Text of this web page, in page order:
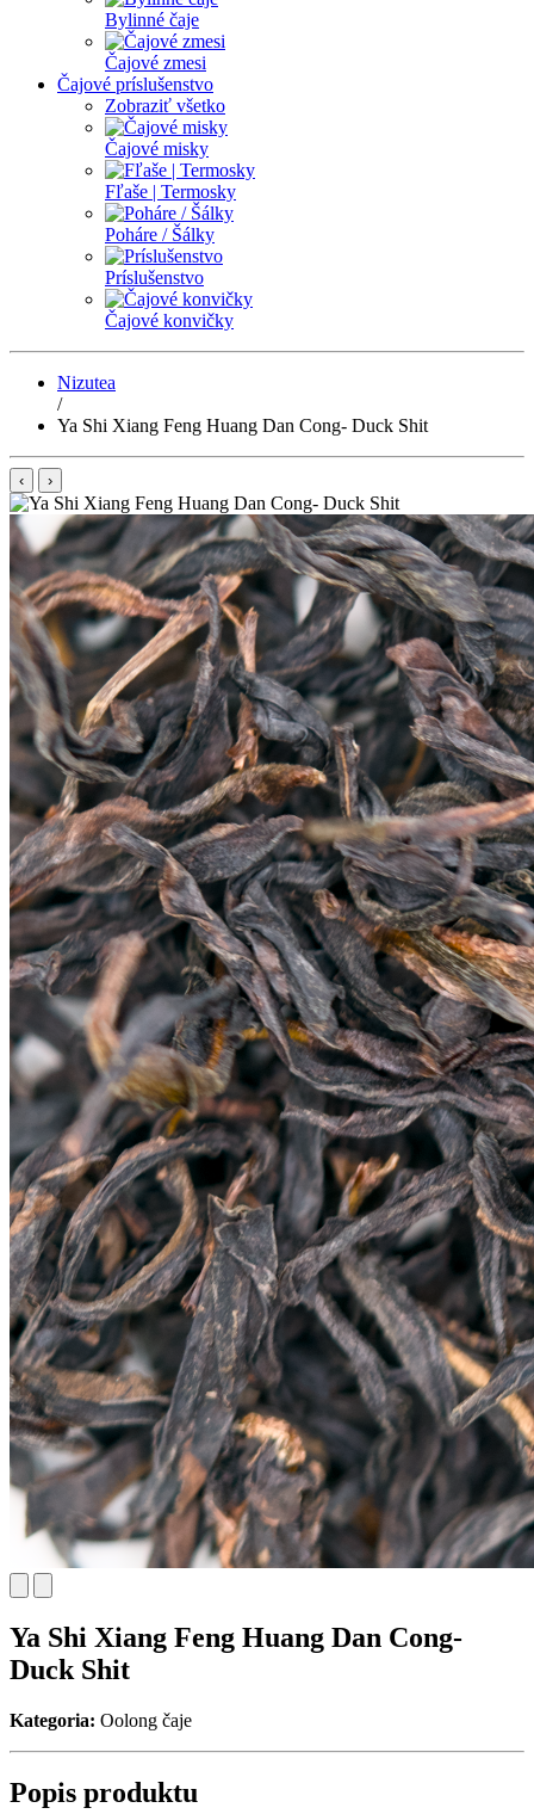
Bylinné čaje
Čajové zmesi
Čajové príslušenstvo
Zobraziť všetko
Čajové misky
Fľaše | Termosky
Poháre / Šálky
Príslušenstvo
Čajové konvičky
Nizutea
/
Ya Shi Xiang Feng Huang Dan Cong- Duck Shit
‹ ›
Ya Shi Xiang Feng Huang Dan Cong-
Duck Shit
Kategoria: Oolong čaje
Popis produktu